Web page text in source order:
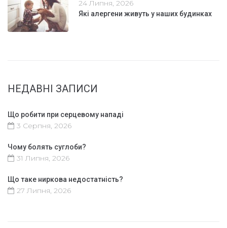
24 Липня, 2026
Які алергени живуть у наших будинках
НЕДАВНІ ЗАПИСИ
Що робити при серцевому нападі
3 Серпня, 2026
Чому болять суглоби?
31 Липня, 2026
Що таке ниркова недостатність?
27 Липня, 2026